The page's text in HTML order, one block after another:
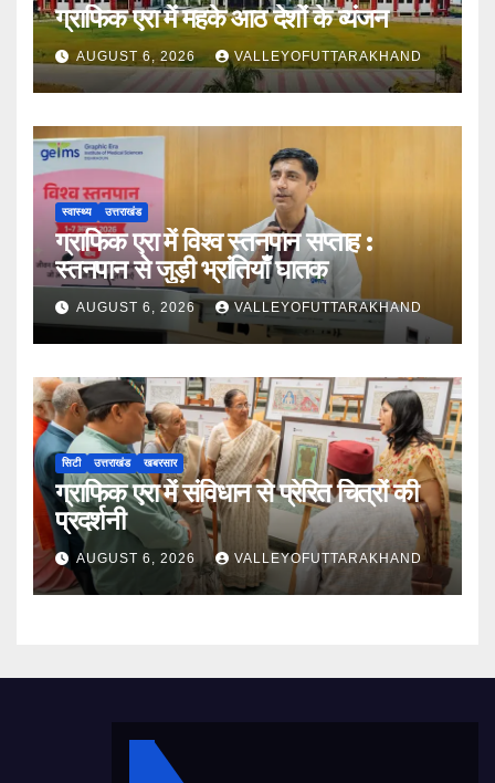
ग्राफिक एरा में महके आठ देशों के व्यंजन
AUGUST 6, 2026 VALLEYOFUTTARAKHAND
स्वास्थ्य उत्तराखंड
ग्राफिक एरा में विश्व स्तनपान सप्ताह :
स्तनपान से जुड़ी भ्रांतियाँ घातक
AUGUST 6, 2026 VALLEYOFUTTARAKHAND
सिटी उत्तराखंड खबरसार
ग्राफिक एरा में संविधान से प्रेरित चित्रों की
प्रदर्शनी
AUGUST 6, 2026 VALLEYOFUTTARAKHAND